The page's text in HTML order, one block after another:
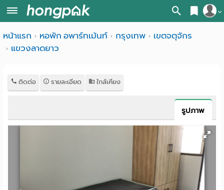
สมัครสมาชิก
หน้า
ค้นหา
ค้นจากสถานีรถไฟฟ้า
พาร์
หน้าแรก หอพัก อพาร์ทเม้นท์ กรุงเทพ
เขตจตุจักร
แขวงลาดยาว
ติดต่อ รายละเอียด ใกล้เคียง
รูปภาพ